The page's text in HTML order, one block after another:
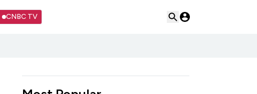
CNBC TV